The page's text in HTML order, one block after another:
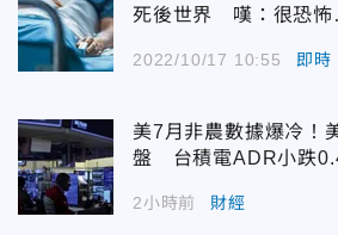
死後世界 嘆：很恐
2022/10/17 10:55 即時
美7月非農數據爆冷！
盤 台積電ADR小跌
2小時前 財經